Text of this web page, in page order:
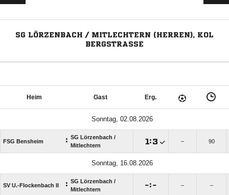
SG LÖRZENBACH / MITLECHTERN (HERREN), KOL
BERGSTRASSE
Heim Gast Erg.
Sonntag, 02.08.2026
FSG Bensheim : SG Lörzenbach /​
Mitlechtern
: – 90
Sonntag, 16.08.2026
SV U.-Flockenbach II : SG Lörzenbach /​
Mitlechtern
: – –